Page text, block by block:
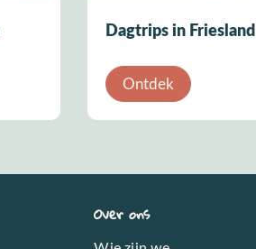
Dagtrips in Friesland
Ontdek
Over ons